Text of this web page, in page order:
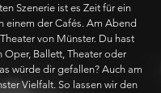
Szenerie ist es Zeit für ein
einem der Cafés. Am Abend
von Münster. Du hast
Oper, Ballett, Theater oder
würde dir gefallen? Auch am
Vielfalt. So lassen wir den